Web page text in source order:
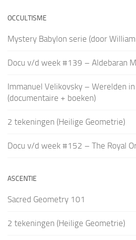
OCCULTISME
Mystery Babylon serie (door
Docu v/d week #139 – Aldebaran
Immanuel Velikovsky – Werelden
(documentaire + boeken)
2 tekeningen (Heilige Geometrie)
Docu v/d week #152 – The Royal
ASCENTIE
Sacred Geometry 101
2 tekeningen (Heilige Geometrie)